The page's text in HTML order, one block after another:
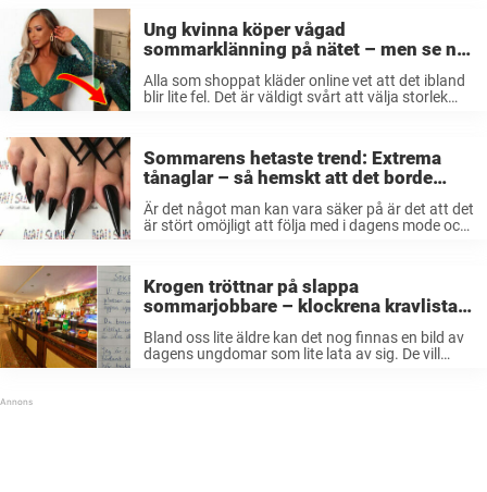
Ung kvinna köper vågad
sommarklänning på nätet – men se nu
Alla som shoppat kläder online vet att det ibland
blir lite fel. Det är väldigt svårt att välja storlek
Sommarens hetaste trend: Extrema
tånaglar – så hemskt att det borde
förbjudas helt
Är det något man kan vara säker på är det att det
är stört omöjligt att följa med i dagens mode och
Krogen tröttnar på slappa
sommarjobbare – klockrena kravlistan
Bland oss lite äldre kan det nog finnas en bild av
dagens ungdomar som lite lata av sig. De vill